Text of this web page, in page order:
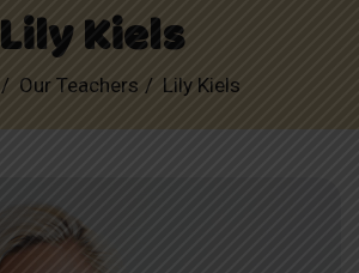
Lily Kiels
Our Teachers Lily Kiels